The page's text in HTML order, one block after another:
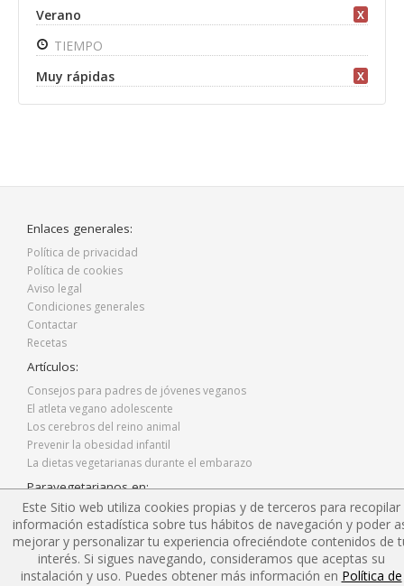
Verano
X
TIEMPO
Muy rápidas
X
Enlaces generales:
Política de privacidad
Política de cookies
Aviso legal
Condiciones generales
Contactar
Recetas
Artículos:
Consejos para padres de jóvenes veganos
El atleta vegano adolescente
Los cerebros del reino animal
Prevenir la obesidad infantil
La dietas vegetarianas durante el embarazo
Paravegetarianos en:
Facebook
Twitter
Instagram
Blog
Este Sitio web utiliza cookies propias y de terceros para recopilar
información estadística sobre tus hábitos de navegación y poder
mejorar y personalizar tu experiencia ofreciéndote contenidos de
interés. Si sigues navegando, consideramos que aceptas su
instalación y uso. Puedes obtener más información en Política de